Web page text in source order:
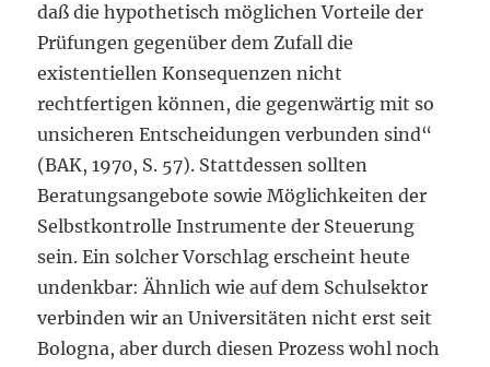
daß die hypothetisch möglichen Vorteile der
Prüfungen gegenüber dem Zufall die
existentiellen Konsequenzen nicht
rechtfertigen können, die gegenwärtig mit so
unsicheren Entscheidungen verbunden sind“
(BAK, 1970, S. 57). Stattdessen sollten
Beratungsangebote sowie Möglichkeiten der
Selbstkontrolle Instrumente der Steuerung
sein. Ein solcher Vorschlag erscheint heute
undenkbar: Ähnlich wie auf dem Schulsektor
verbinden wir an Universitäten nicht erst seit
Bologna, aber durch diesen Prozess wohl noch